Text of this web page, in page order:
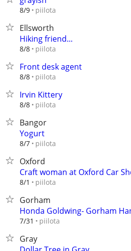
8/9 piilota
Ellsworth
Hiking friend...
8/8 piilota
Front desk agent
8/8 piilota
Irvin Kittery
8/8 piilota
Bangor
Yogurt
8/7 piilota
Oxford
Craft woman at Oxford Car
8/1 piilota
Gorham
Honda Goldwing- Gorham
7/31 piilota
Gray